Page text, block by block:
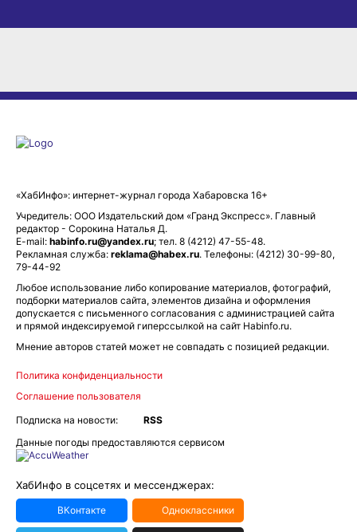
«ХабИнфо»: интернет-журнал города Хабаровска 16+
Учредитель: ООО Издательский дом «Гранд Экспресс». Главный
редактор - Сорокина Наталья Д.
E-mail: habinfo.ru@yandex.ru; тел. 8 (4212) 47-55-48.
Рекламная служба: reklama@habex.ru. Телефоны: (4212) 30-99-80,
79-44-92
Любое использование либо копирование материалов, фотографий,
подборки материалов сайта, элементов дизайна и оформления
допускается с письменного согласования с администрацией сайта
и прямой индексируемой гиперссылкой на сайт Habinfo.ru.
Мнение авторов статей может не совпадать с позицией редакции.
Политика конфиденциальности
Соглашение пользователя
Подписка на новости:
RSS
Данные погоды предоставляются сервисом
ХабИнфо в соцсетях и мессенджерах:
ВКонтакте Одноклассники